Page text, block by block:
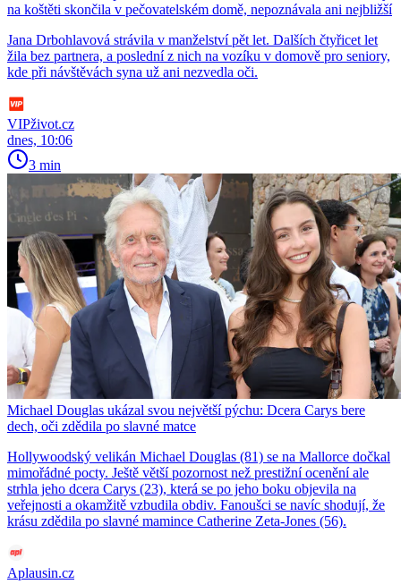
na koštěti skončila v pečovatelském domě, nepoznávala ani nejbližší
Jana Drbohlavová strávila v manželství pět let. Dalších čtyřicet let
žila bez partnera, a poslední z nich na vozíku v domově pro seniory,
kde při návštěvách syna už ani nezvedla oči.
VIPživot.cz
dnes, 10:06
3 min
Michael Douglas ukázal svou největší pýchu: Dcera Carys bere
dech, oči zdědila po slavné matce
Hollywoodský velikán Michael Douglas (81) se na Mallorce dočkal
mimořádné pocty. Ještě větší pozornost než prestižní ocenění ale
strhla jeho dcera Carys (23), která se po jeho boku objevila na
veřejnosti a okamžitě vzbudila obdiv. Fanoušci se navíc shodují, že
krásu zdědila po slavné mamince Catherine Zeta-Jones (56).
Aplausin.cz